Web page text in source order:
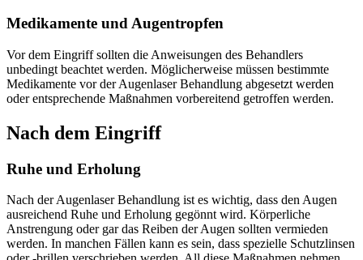
Medikamente und Augentropfen
Vor dem Eingriff sollten die Anweisungen des Behandlers
unbedingt beachtet werden. Möglicherweise müssen bestimmte
Medikamente vor der Augenlaser Behandlung abgesetzt werden
oder entsprechende Maßnahmen vorbereitend getroffen werden.
Nach dem Eingriff
Ruhe und Erholung
Nach der Augenlaser Behandlung ist es wichtig, dass den Augen
ausreichend Ruhe und Erholung gegönnt wird. Körperliche
Anstrengung oder gar das Reiben der Augen sollten vermieden
werden. In manchen Fällen kann es sein, dass spezielle Schutzlinsen